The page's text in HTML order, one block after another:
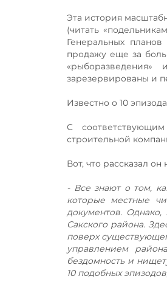
Эта история
(читать
Генеральных
продажу еще за
«рыборазведения»
зарезервированы и
Известно о 10
С
строительной
Вот, что рассказал
- Все знают о том,
которые местные
документов.
Сакского района.
поверх
управлением
бездомность и
10 подобных